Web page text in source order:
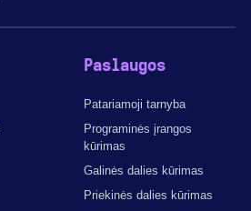
Paslaugos
Patariamoji tarnyba
Programinės įrangos
kūrimas
Galinės dalies kūrimas
Priekinės dalies kūrimas